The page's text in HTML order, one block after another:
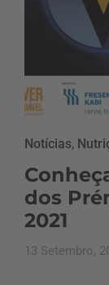
Notícias,
dos
2021
13 Setembro,